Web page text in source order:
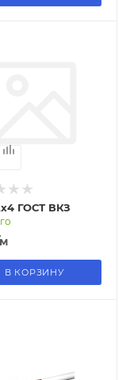
ГОСТ ВКЗ
В КОРЗИНУ